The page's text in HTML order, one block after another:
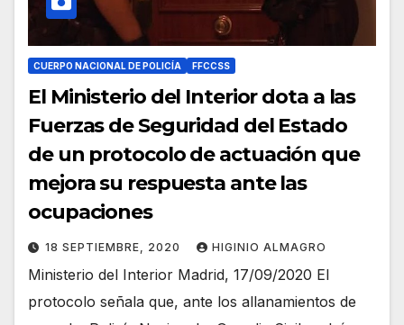
CUERPO NACIONAL DE POLICÍA FFCCSS
El Ministerio del Interior dota a las
Fuerzas de Seguridad del Estado
de un protocolo de actuación que
mejora su respuesta ante las
ocupaciones
18 SEPTIEMBRE, 2020 HIGINIO ALMAGRO
Ministerio del Interior Madrid, 17/09/2020 El
protocolo señala que, ante los allanamientos de